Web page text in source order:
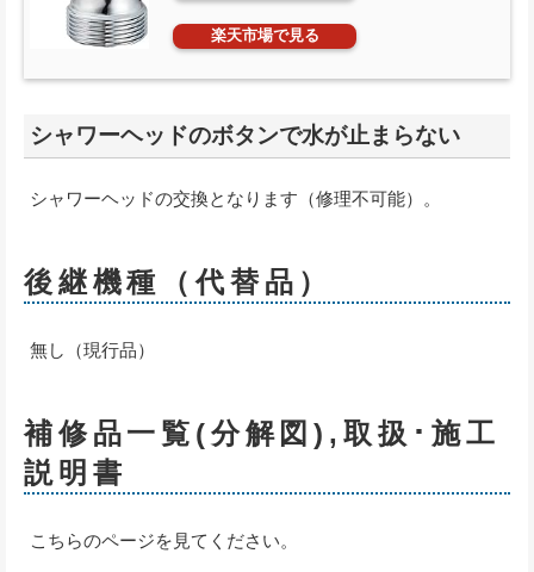
楽天市場で見る
シャワーヘッドのボタンで水が止まらない
シャワーヘッドの交換となります（修理不可能）。
後継機種（代替品）
無し（現行品）
補修品一覧(分解図),取扱･施工
説明書
こちらのページを見てください。